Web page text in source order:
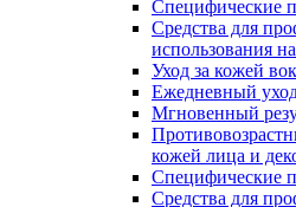
Специфические
Средства для
использования
Уход за кожей
Ежедневный
Мгновенный
кожей лица и
Специфические
Средства для